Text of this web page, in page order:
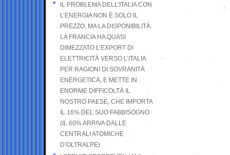
IL PROBLEMA DELL’ITALIA CON
L’ENERGIA NON È SOLO IL
PREZZO, MA LA DISPONIBILITÀ.
LA FRANCIA HA QUASI
DIMEZZATO L’EXPORT DI
ELETTRICITÀ VERSO L’ITALIA
PER RAGIONI DI SOVRANITÀ
ENERGETICA, E METTE IN
ENORME DIFFICOLTÀ IL
NOSTRO PAESE, CHE IMPORTA
IL 16% DEL SUO FABBISOGNO
(IL 60% ARRIVA DALLE
CENTRALI ATOMICHE
D’OLTRALPE)